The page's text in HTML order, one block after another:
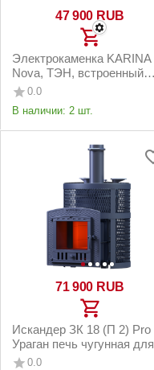
47 900 RUB
Электрокаменка KARINA
Nova, ТЭН, встроенный
пульт
0.0
В наличии: 2 шт.
71 900 RUB
Искандер ЗК 18 (П 2) Pro
Ураган печь чугунная для
бани
0.0